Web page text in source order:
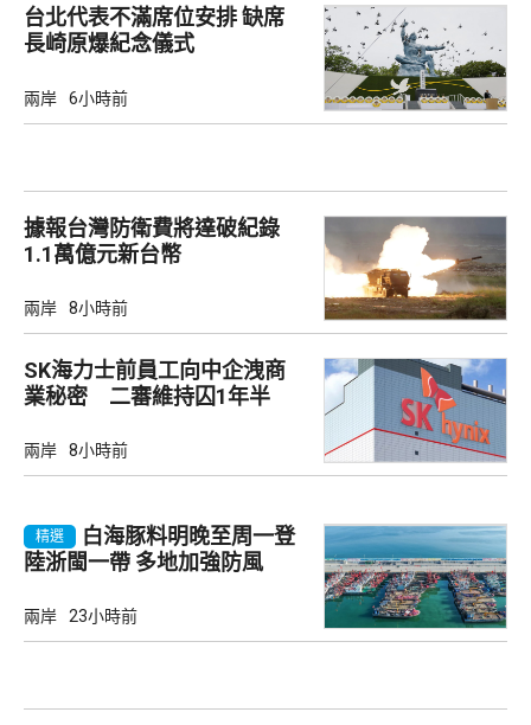
台北代表不滿席位安排 缺席
長崎原爆紀念儀式
兩岸 6小時前
據報台灣防衛費將達破紀錄
1.1萬億元新台幣
兩岸 8小時前
SK海力士前員工向中企洩商
業秘密 二審維持囚1年半
兩岸 8小時前
精選
白海豚料明晚至周一登
陸浙閩一帶 多地加強防風
兩岸 23小時前